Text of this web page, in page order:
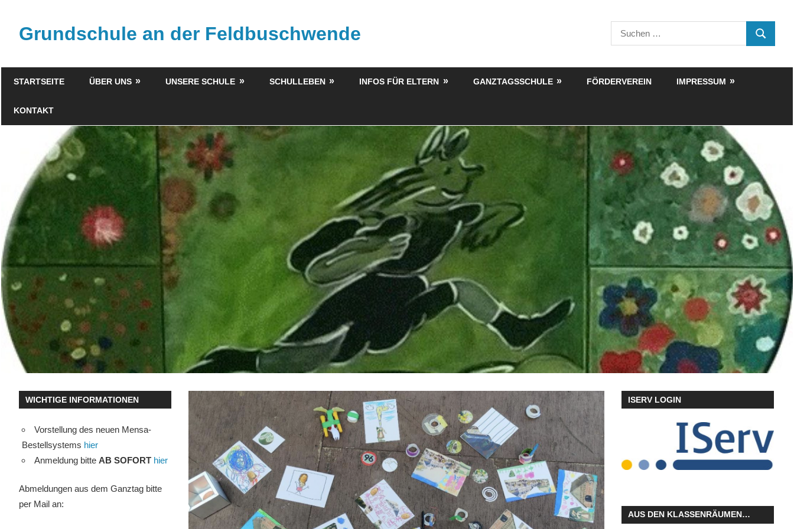
springenGrundschule an der Feldbuschwende
Suchen
nach:
SUCHEN
STARTSEITE ÜBER UNS UNSERE SCHULE SCHULLEBEN INFOS FÜR ELTERN GANZTAGSSCHULE FÖRDERVEREIN IMPRESSUM
KONTAKT
WICHTIGE INFORMATIONEN
Vorstellung des neuen Mensa-
Bestellsystems hier
Anmeldung bitte AB SOFORT hier
Abmeldungen aus dem Ganztag bitte
per Mail an:
ISERV LOGIN
AUS DEN KLASSENRÄUMEN…